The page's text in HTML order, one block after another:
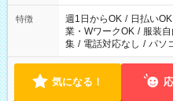
特徴 週1日からOK / 日払いOK
業・WワークOK / 服装自
集 / 電話対応なし / パソ
気になる！